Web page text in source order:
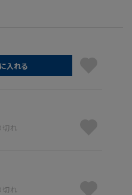
入れる
切れ
切れ